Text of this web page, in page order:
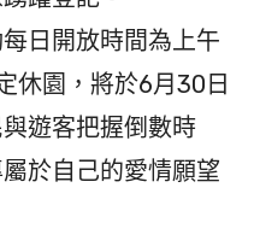
日開放時間為上午
休園，將於6月30日
遊客把握倒數時
於自己的愛情願望